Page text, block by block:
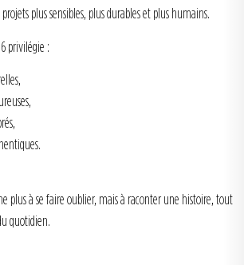
plus sensibles, plus durables et plus humains.
privilégie :
plus à se faire oublier, mais à raconter une histoire, tout
quotidien.